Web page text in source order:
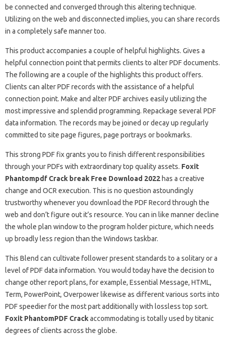
be connected and converged through this altering technique.
Utilizing on the web and disconnected implies, you can share records
in a completely safe manner too.
This product accompanies a couple of helpful highlights. Gives a
helpful connection point that permits clients to alter PDF documents.
The following are a couple of the highlights this product offers.
Clients can alter PDF records with the assistance of a helpful
connection point. Make and alter PDF archives easily utilizing the
most impressive and splendid programming. Repackage several PDF
data information. The records may be joined or decay up regularly
committed to site page figures, page portrays or bookmarks.
This strong PDF fix grants you to finish different responsibilities
through your PDFs with extraordinary top quality assets. Foxit
Phantompdf Crack break Free Download 2022 has a creative
change and OCR execution. This is no question astoundingly
trustworthy whenever you download the PDF Record through the
web and don’t figure out it’s resource. You can in like manner decline
the whole plan window to the program holder picture, which needs
up broadly less region than the Windows taskbar.
This Blend can cultivate follower present standards to a solitary or a
level of PDF data information. You would today have the decision to
change other report plans, for example, Essential Message, HTML,
Term, PowerPoint, Overpower likewise as different various sorts into
PDF speedier for the most part additionally with lossless top sort.
Foxit PhantomPDF Crackaccommodating is totally used by titanic
degrees of clients across the globe.